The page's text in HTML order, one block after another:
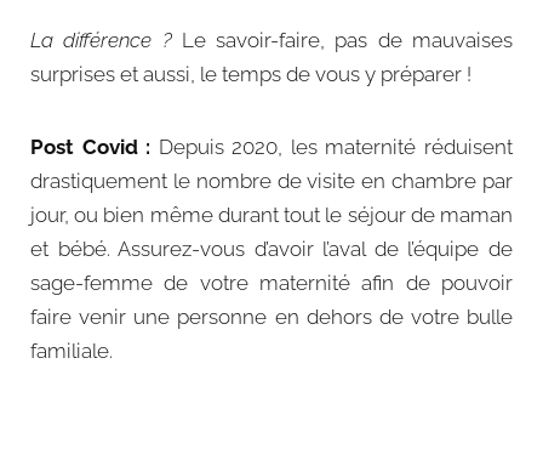
La différence ?Le savoir-faire, pas de mauvaises
surprises et aussi, le temps de vous y préparer !
Post Covid : Depuis 2020, les maternité réduisent
drastiquement le nombre de visite en chambre par
jour, ou bien même durant tout le séjour de maman
et bébé. Assurez-vous d’avoir l’aval de l’équipe de
sage-femme de votre maternité afin de pouvoir
faire venir une personne en dehors de votre bulle
familiale.